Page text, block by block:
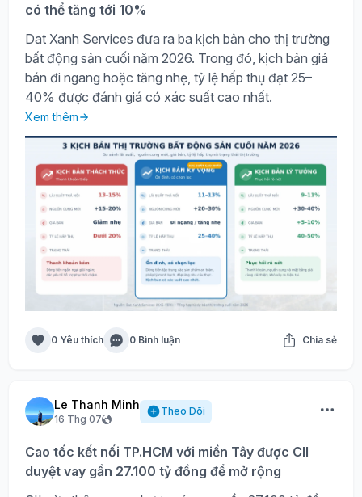
có thể tăng tới 10%
Dat Xanh Services đưa ra ba kịch bản cho thị trường
bất động sản cuối năm 2026. Trong đó, kịch bản giá
bán đi ngang hoặc tăng nhẹ, tỷ lệ hấp thụ đạt 25–
40% được đánh giá có xác suất cao nhất.
Xem thêm
0 Yêu thích 0 Bình luận Chia sẻ
Le Thanh Minh
16 Thg 07
Theo Dõi
Cao tốc kết nối TP.HCM với miền Tây được CII
duyệt vay gần 27.100 tỷ đồng để mở rộng